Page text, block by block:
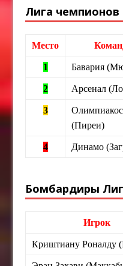
Лига чемпионов
Место
1 Бавария
2 Арсенал
3
Олимпиакос
(Пиреи)
4 Динамо
Бомбардиры
Игрок
Криштиану Роналду